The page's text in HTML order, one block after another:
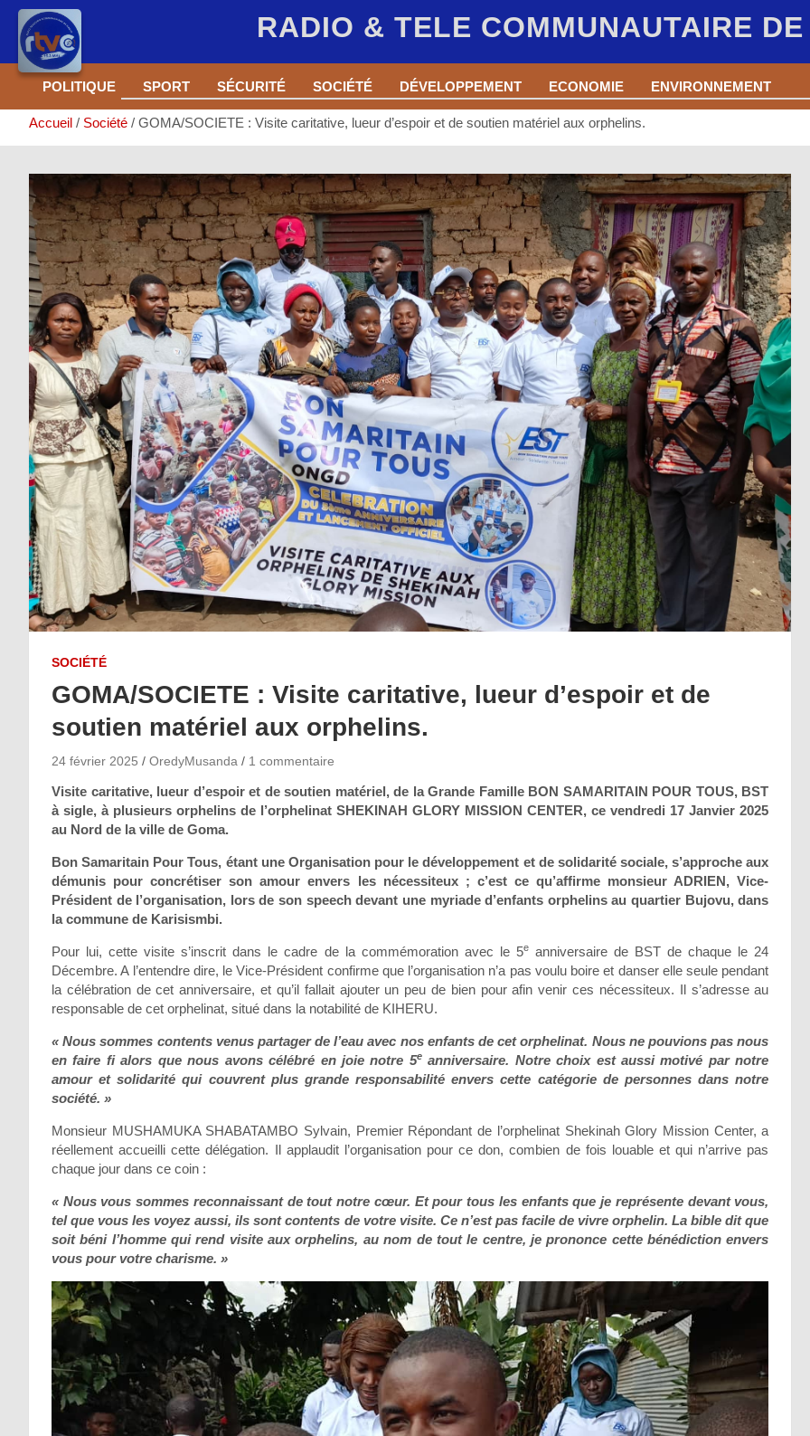
RADIO & TELE COMMUNAUTAIRE DE
Aller
contenu
POLITIQUE SPORT SÉCURITÉ SOCIÉTÉ DÉVELOPPEMENT ECONOMIE ENVIRONNEMENT
Accueil Société GOMA/SOCIETE : Visite caritative, lueur d’espoir et de soutien matériel aux orphelins.
SOCIÉTÉ
GOMA/SOCIETE : Visite caritative, lueur d’espoir et de
soutien matériel aux orphelins.
24 février 2025 OredyMusanda 1 commentaire
Visite caritative, lueur d’espoir et de soutien matériel, de la Grande Famille BON SAMARITAIN POUR TOUS, BST
à sigle, à plusieurs orphelins de l’orphelinat SHEKINAH GLORY MISSION CENTER, ce vendredi 17 Janvier 2025
au Nord de la ville de Goma.
Bon Samaritain Pour Tous, étant une Organisation pour le développement et de solidarité sociale, s’approche aux
démunis pour concrétiser son amour envers les nécessiteux ; c’est ce qu’affirme monsieur ADRIEN, Vice-
Président de l’organisation, lors de son speech devant une myriade d’enfants orphelins au quartier Bujovu, dans
la commune de Karisismbi.
Pour lui, cette visite s’inscrit dans le cadre de la commémoration avec le 5eanniversaire de BST de chaque le 24
Décembre. A l’entendre dire, le Vice-Président confirme que l’organisation n’a pas voulu boire et danser elle seule pendant
la célébration de cet anniversaire, et qu’il fallait ajouter un peu de bien pour afin venir ces nécessiteux. Il s’adresse au
responsable de cet orphelinat, situé dans la notabilité de KIHERU.
« Nous sommes contents venus partager de l’eau avec nos enfants de cet orphelinat. Nous ne pouvions pas nous
en faire fi alors que nous avons célébré en joie notre 5eanniversaire. Notre choix est aussi motivé par notre
amour et solidarité qui couvrent plus grande responsabilité envers cette catégorie de personnes dans notre
société. »
Monsieur MUSHAMUKA SHABATAMBO Sylvain, Premier Répondant de l’orphelinat Shekinah Glory Mission Center, a
réellement accueilli cette délégation. Il applaudit l’organisation pour ce don, combien de fois louable et qui n’arrive pas
chaque jour dans ce coin :
« Nous vous sommes reconnaissant de tout notre cœur. Et pour tous les enfants que je représente devant vous,
tel que vous les voyez aussi, ils sont contents de votre visite. Ce n’est pas facile de vivre orphelin. La bible dit que
soit béni l’homme qui rend visite aux orphelins, au nom de tout le centre, je prononce cette bénédiction envers
vous pour votre charisme. »